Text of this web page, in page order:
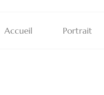
Accueil Portrait